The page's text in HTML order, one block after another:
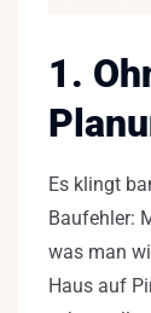
1.
Es klingt
Baufehler:
was man
Haus auf